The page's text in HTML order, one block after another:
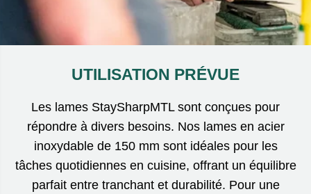
UTILISATION PRÉVUE
Les lames StaySharpMTL sont conçues pour
répondre à divers besoins. Nos lames en acier
inoxydable de 150 mm sont idéales pour les
tâches quotidiennes en cuisine, offrant un équilibre
parfait entre tranchant et durabilité. Pour une